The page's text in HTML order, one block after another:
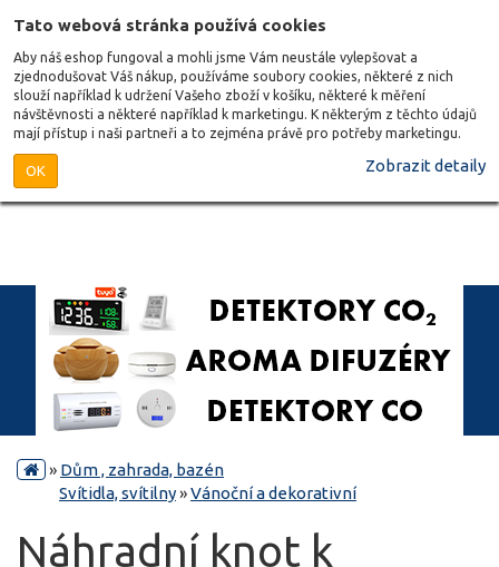
Tato webová stránka používá cookies
Aby náš eshop fungoval a mohli jsme Vám neustále vylepšovat a
zjednodušovat Váš nákup, používáme soubory cookies, některé z nich
slouží například k udržení Vašeho zboží v košíku, některé k měření
návštěvnosti a některé například k marketingu. K některým z těchto údajů
mají přístup i naši partneři a to zejména právě pro potřeby marketingu.
OK Zobrazit detaily
» Dům , zahrada, bazén
Svítidla, svítilny»Vánoční a dekorativní
Náhradní knot k